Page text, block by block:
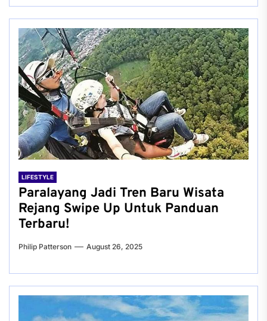
LIFESTYLE
Paralayang Jadi Tren Baru Wisata
Rejang Swipe Up Untuk Panduan
Terbaru!
Philip Patterson August 26, 2025